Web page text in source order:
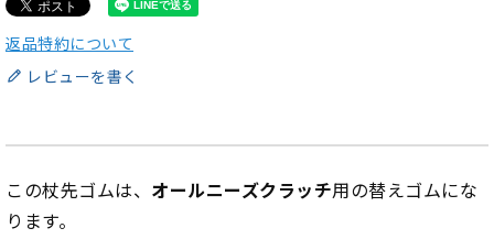
返品特約について
レビューを書く
この杖先ゴムは、 オールニーズクラッチ用の替えゴムにな
ります。